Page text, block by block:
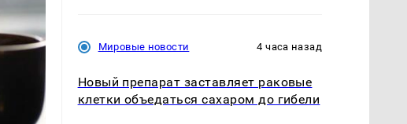
Мировые новости 4 часа назад
Новый препарат заставляет раковые
клетки объедаться сахаром до гибели